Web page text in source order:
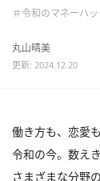
＃令和のマネーハッ
丸山晴美
更新: 2024.12.20
働き方も、恋愛
令和の今。数え
さまざまな分野